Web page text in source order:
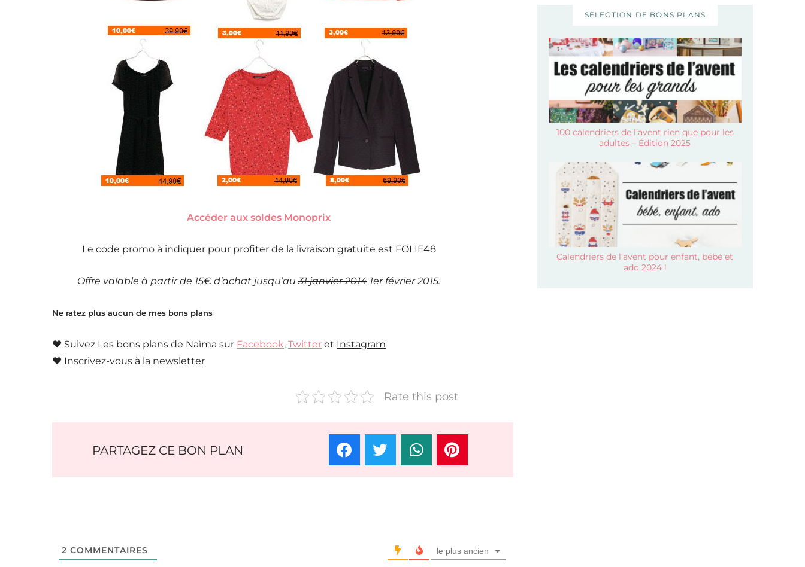
Accéder aux soldes Monoprix
Le code promo à indiquer pour profiter de la livraison gratuite est FOLIE48
Offre valable à partir de 15€ d’achat jusqu’au31 janvier 2014 1er février 2015.
Ne ratez plus aucun de mes bons plans
♥ Suivez Les bons plans de Naïma sur Facebook, Twitter et Instagram
♥ Inscrivez-vous à la newsletter
Rate this post
PARTAGEZ CE BON PLAN
2 COMMENTAIRES le plus ancien
SÉLECTION DE BONS PLANS
100 calendriers de l’avent rien que pour les
adultes – Édition 2025
Calendriers de l’avent pour enfant, bébé et
ado 2024 !